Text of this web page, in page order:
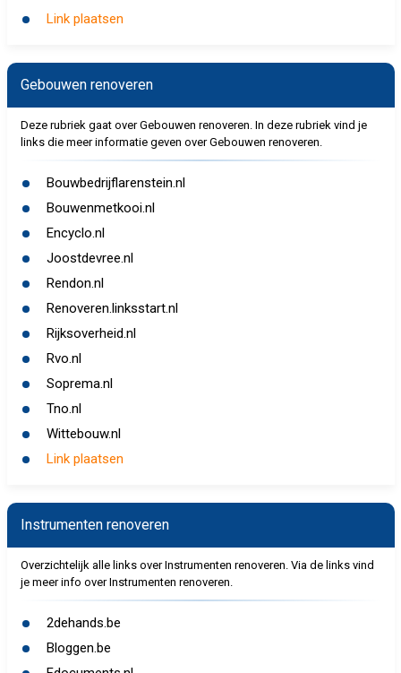
Link plaatsen
Gebouwen renoveren
Deze rubriek gaat over Gebouwen renoveren. In deze rubriek vind je
links die meer informatie geven over Gebouwen renoveren.
Bouwbedrijflarenstein.nl
Bouwenmetkooi.nl
Encyclo.nl
Joostdevree.nl
Rendon.nl
Renoveren.linksstart.nl
Rijksoverheid.nl
Rvo.nl
Soprema.nl
Tno.nl
Wittebouw.nl
Link plaatsen
Instrumenten renoveren
Overzichtelijk alle links over Instrumenten renoveren. Via de links vind
je meer info over Instrumenten renoveren.
2dehands.be
Bloggen.be